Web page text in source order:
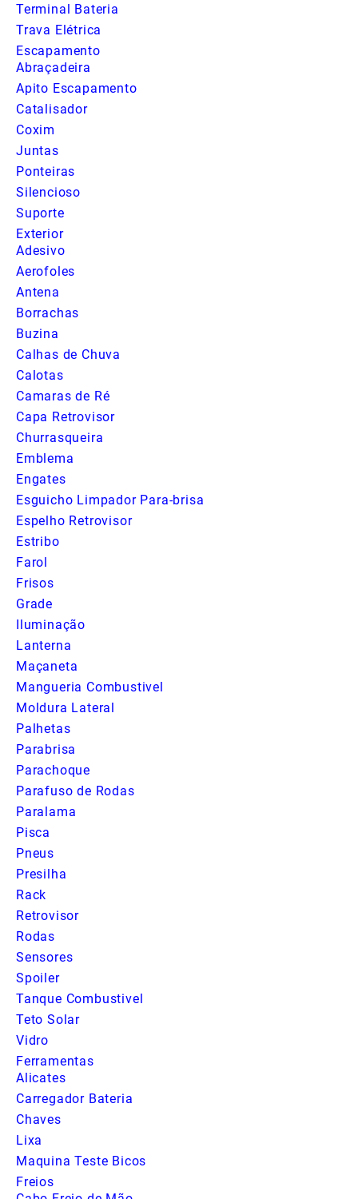
Terminal Bateria
Trava Elétrica
Escapamento
Abraçadeira
Apito Escapamento
Catalisador
Coxim
Juntas
Ponteiras
Silencioso
Suporte
Exterior
Adesivo
Aerofoles
Antena
Borrachas
Buzina
Calhas de Chuva
Calotas
Camaras de Ré
Capa Retrovisor
Churrasqueira
Emblema
Engates
Esguicho Limpador Para-brisa
Espelho Retrovisor
Estribo
Farol
Frisos
Grade
Iluminação
Lanterna
Maçaneta
Mangueria Combustivel
Moldura Lateral
Palhetas
Parabrisa
Parachoque
Parafuso de Rodas
Paralama
Pisca
Pneus
Presilha
Rack
Retrovisor
Rodas
Sensores
Spoiler
Tanque Combustivel
Teto Solar
Vidro
Ferramentas
Alicates
Carregador Bateria
Chaves
Lixa
Maquina Teste Bicos
Freios